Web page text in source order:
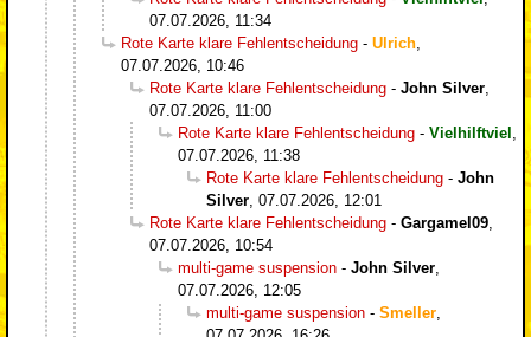
07.07.2026, 11:34
Rote Karte klare Fehlentscheidung - Ulrich
07.07.2026, 10:46
Rote Karte klare Fehlentscheidung - John Silver
07.07.2026, 11:00
Rote Karte klare Fehlentscheidung - Vielhilftviel
07.07.2026, 11:38
Rote Karte klare Fehlentscheidung - John
Silver 07.07.2026, 12:01
Rote Karte klare Fehlentscheidung - Gargamel09
07.07.2026, 10:54
multi-game suspension - John Silver
07.07.2026, 12:05
multi-game suspension - Smeller